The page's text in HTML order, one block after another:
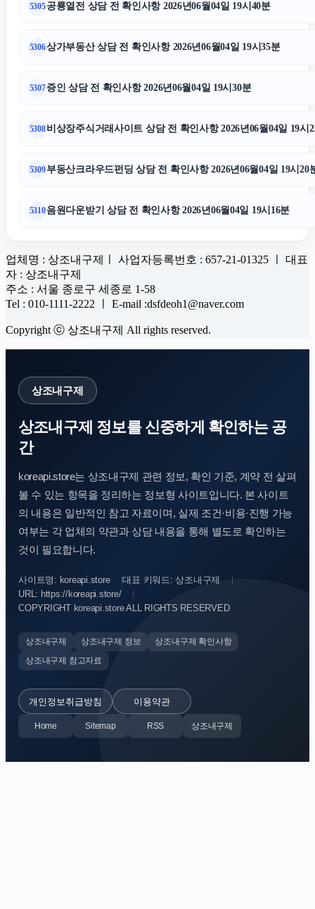
5305공룡열전 상담 전 확인사항 2026년06월04일 19시40분
5306상가부동산 상담 전 확인사항 2026년06월04일 19시35분
5307증인 상담 전 확인사항 2026년06월04일 19시30분
5308비상장주식거래사이트 상담 전 확인사항 2026년06월04일 19시
5309부동산크라우드펀딩 상담 전 확인사항 2026년06월04일 19시20
5310음원다운받기 상담 전 확인사항 2026년06월04일 19시16분
업체명 : 상조내구제ㅣ 사업자등록번호 : 657-21-01325 ㅣ 대표
자 : 상조내구제
주소 : 서울 종로구 세종로 1-58
Tel : 010-1111-2222 ㅣ E-mail :dsfdeoh1@naver.com
Copyright ⓒ 상조내구제 All rights reserved.
상조내구제
상조내구제 정보를 신중하게 확인하는 공
간
koreapi.store는 상조내구제 관련 정보, 확인 기준, 계약 전 살펴
볼 수 있는 항목을 정리하는 정보형 사이트입니다. 본 사이트
의 내용은 일반적인 참고 자료이며, 실제 조건·비용·진행 가능
여부는 각 업체의 약관과 상담 내용을 통해 별도로 확인하는
것이 필요합니다.
사이트명: koreapi.store
대표 키워드: 상조내구제
URL: https://koreapi.store/
COPYRIGHT koreapi.store ALL RIGHTS RESERVED
상조내구제 상조내구제 정보
상조내구제 확인사항
상조내구제 참고자료
개인정보취급방침 이용약관
Home Sitemap RSS 상조내구제